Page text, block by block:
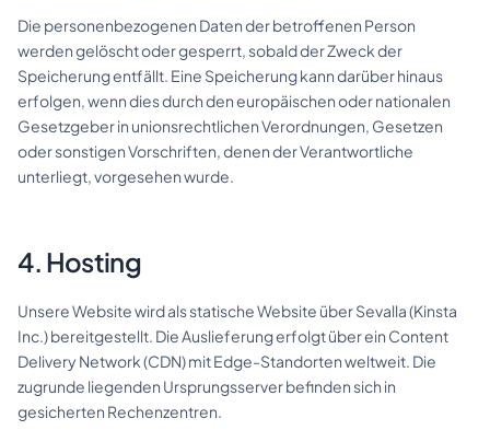
Die personenbezogenen Daten der betroffenen Person
werden gelöscht oder gesperrt, sobald der Zweck der
Speicherung entfällt. Eine Speicherung kann darüber hinaus
erfolgen, wenn dies durch den europäischen oder nationalen
Gesetzgeber in unionsrechtlichen Verordnungen, Gesetzen
oder sonstigen Vorschriften, denen der Verantwortliche
unterliegt, vorgesehen wurde.
4. Hosting
Unsere Website wird als statische Website über Sevalla (Kinsta
Inc.) bereitgestellt. Die Auslieferung erfolgt über ein Content
Delivery Network (CDN) mit Edge-Standorten weltweit. Die
zugrunde liegenden Ursprungsserver befinden sich in
gesicherten Rechenzentren.